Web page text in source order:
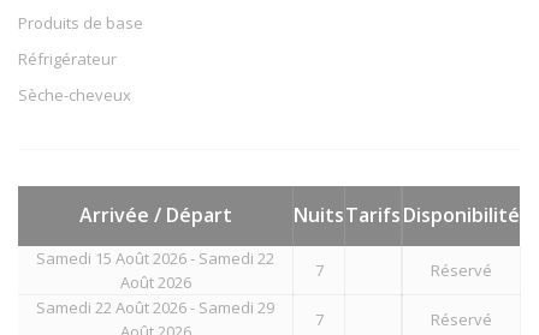
Produits de base
Réfrigérateur
Sèche-cheveux
Arrivée / Départ NuitsTarifsDisponibilité
Samedi 15 Août 2026 - Samedi 22
Août 2026
7
Réservé
Samedi 22 Août 2026 - Samedi 29
7 Réservé